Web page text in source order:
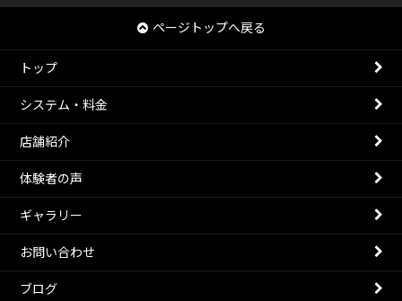
ページトップへ戻る
トップ
システム・料金
店舗紹介
体験者の声
ギャラリー
お問い合わせ
ブログ